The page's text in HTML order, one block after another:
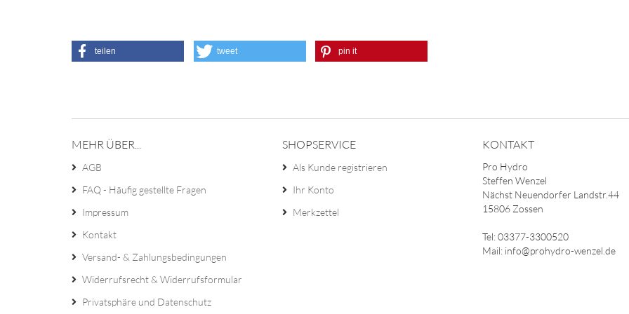
teilen tweet pin it
MEHR ÜBER...
AGB
FAQ - Häufig gestellte Fragen
Impressum
Kontakt
Versand- & Zahlungsbedingungen
Widerrufsrecht & Widerrufsformular
Privatsphäre und Datenschutz
SHOPSERVICE
Als Kunde registrieren
Ihr Konto
Merkzettel
KONTAKT
Pro Hydro
Steffen Wenzel
Nächst Neuendorfer Landstr.44
15806 Zossen
Tel: 03377-3300520
Mail: info@prohydro-wenzel.de